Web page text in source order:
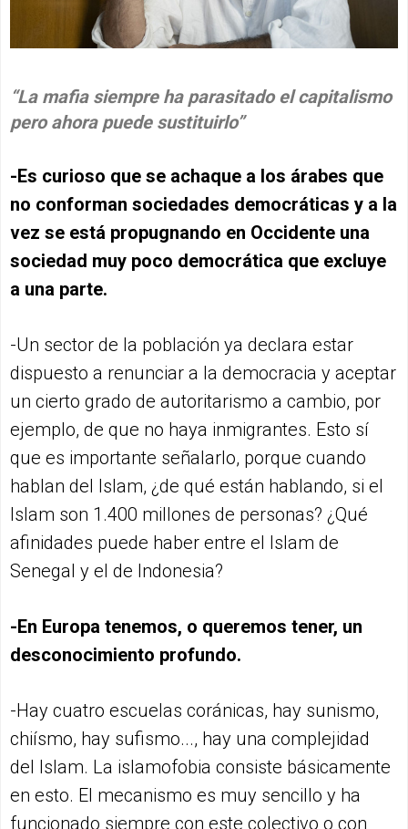
“La mafia siempre ha parasitado el capitalismo
pero ahora puede sustituirlo”
-Es curioso que se achaque a los árabes que
no conforman sociedades democráticas y a la
vez se está propugnando en Occidente una
sociedad muy poco democrática que excluye
a una parte.
-Un sector de la población ya declara estar
dispuesto a renunciar a la democracia y aceptar
un cierto grado de autoritarismo a cambio, por
ejemplo, de que no haya inmigrantes. Esto sí
que es importante señalarlo, porque cuando
hablan del Islam, ¿de qué están hablando, si el
Islam son 1.400 millones de personas? ¿Qué
afinidades puede haber entre el Islam de
Senegal y el de Indonesia?
-En Europa tenemos, o queremos tener, un
desconocimiento profundo.
-Hay cuatro escuelas coránicas, hay sunismo,
chiísmo, hay sufismo..., hay una complejidad
del Islam. La islamofobia consiste básicamente
en esto. El mecanismo es muy sencillo y ha
funcionado siempre con este colectivo o con